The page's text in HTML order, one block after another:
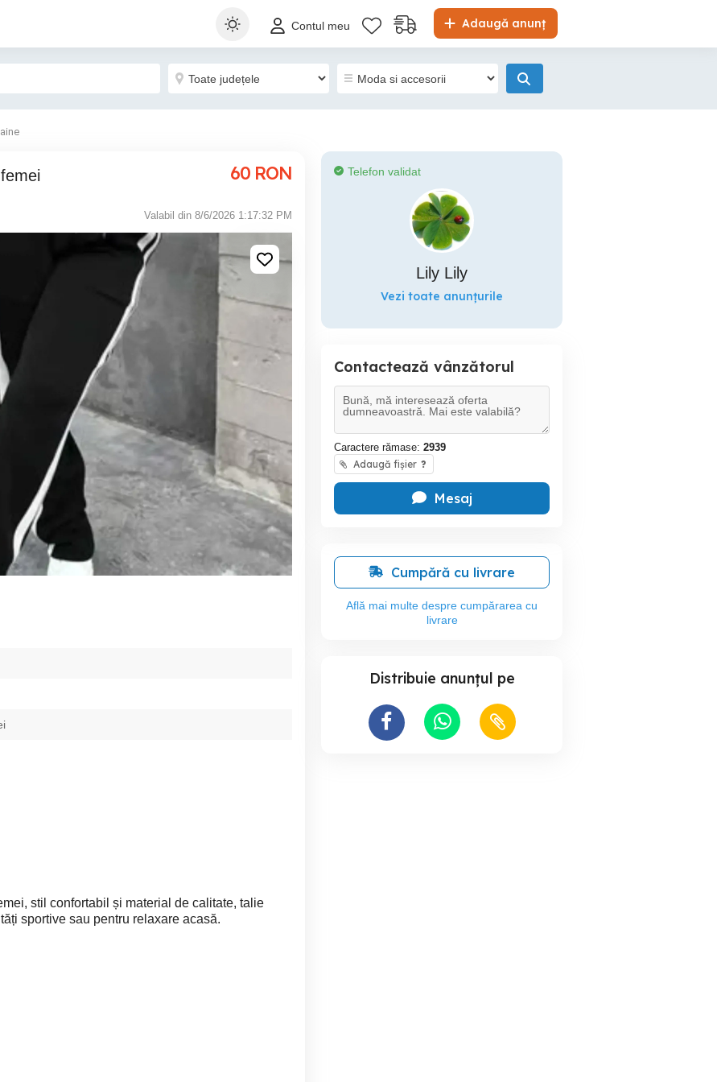
Adaugă anunț
Contul meu
60 RON
Valabil din 8/6/2026 1:17:32 PM
stil confortabil și material de calitate, talie
sportive sau pentru relaxare acasă.
Telefon validat
Lily Lily
Vezi toate anunțurile
Contactează vânzătorul
Caractere rămase: 2939
Adaugă fișier ?
Mesaj
Cumpără cu livrare
Află mai multe despre cumpărarea cu
livrare
Distribuie anunțul pe